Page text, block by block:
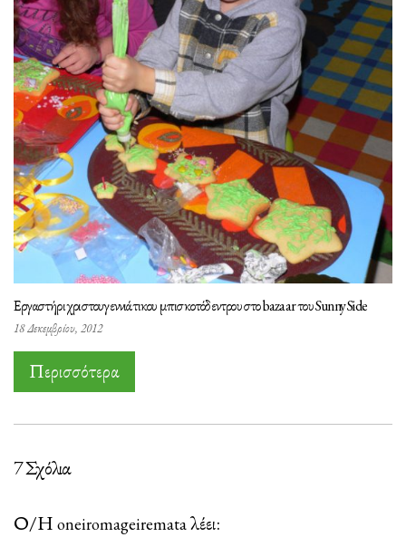
Εργαστήρι χριστουγεννιάτικου μπισκοτόδεντρου στο bazaar του Sunny Side
18 Δεκεμβρίου, 2012
Περισσότερα
7 Σχόλια
Ο/Η oneiromageiremataλέει: